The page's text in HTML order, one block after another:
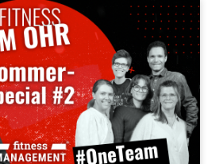
Alle akzeptieren
Auswahl erlauben